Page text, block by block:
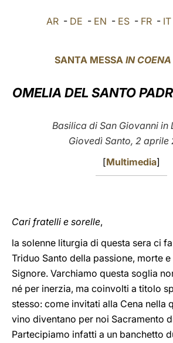
AR - DE - EN - ES - FR - IT
SANTA MESSA IN
OMELIA DEL SANTO
Basilica di San Giovanni in
Giovedì Santo, 2 aprile
[Multimedia]
Cari fratelli e sorelle,
la solenne liturgia di questa sera ci
Triduo Santo della passione, morte
Signore. Varchiamo questa soglia
né per inerzia, ma coinvolti a titolo
stesso: come invitati alla Cena nella
vino diventano per noi Sacramento
Partecipiamo infatti a un banchetto